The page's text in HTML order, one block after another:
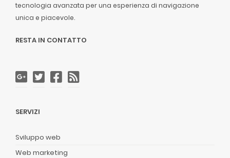
tecnologia avanzata per una esperienza di navigazione
unica e piacevole.
RESTA IN CONTATTO
SERVIZI
Sviluppo web
Web marketing